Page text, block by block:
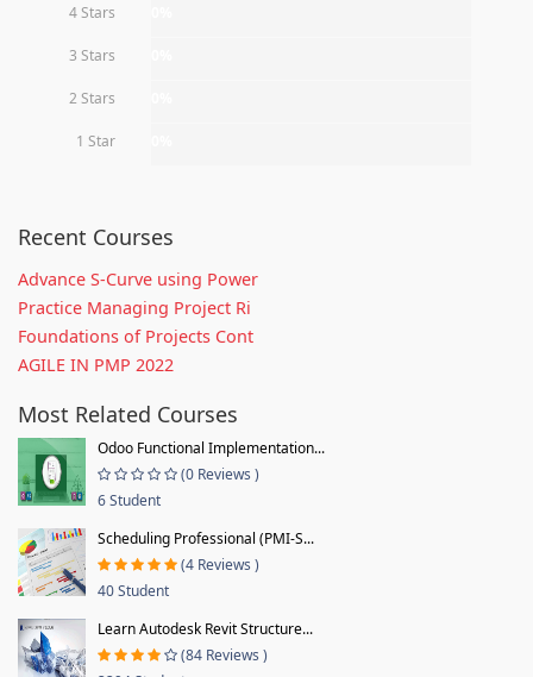
4 Stars
3 Stars
2 Stars
1 Star
Recent Courses
Advance S-Curve using Power
Practice Managing Project Ri
Foundations of Projects Cont
AGILE IN PMP 2022
Most Related Courses
Odoo Functional Implementation...
(0 Reviews )
6 Student
Scheduling Professional (PMI-S...
(4 Reviews )
40 Student
Learn Autodesk Revit Structure...
(84 Reviews )